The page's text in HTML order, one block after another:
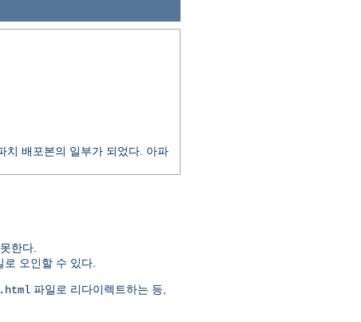
치 배포본의 일부가 되었다. 아파
한다.
로 오인할 수 있다.
파일로 리다이렉트하는 등,